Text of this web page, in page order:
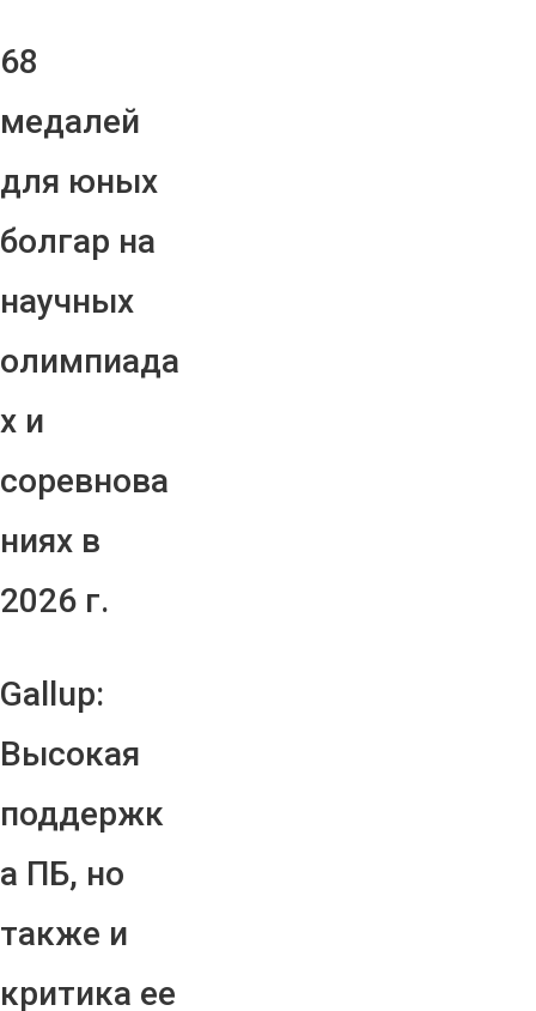
68
медалей
для юных
болгар на
научных
олимпиада
х и
соревнова
ниях в
2026 г.
Gallup:
Высокая
поддержк
а ПБ, но
также и
критика ее